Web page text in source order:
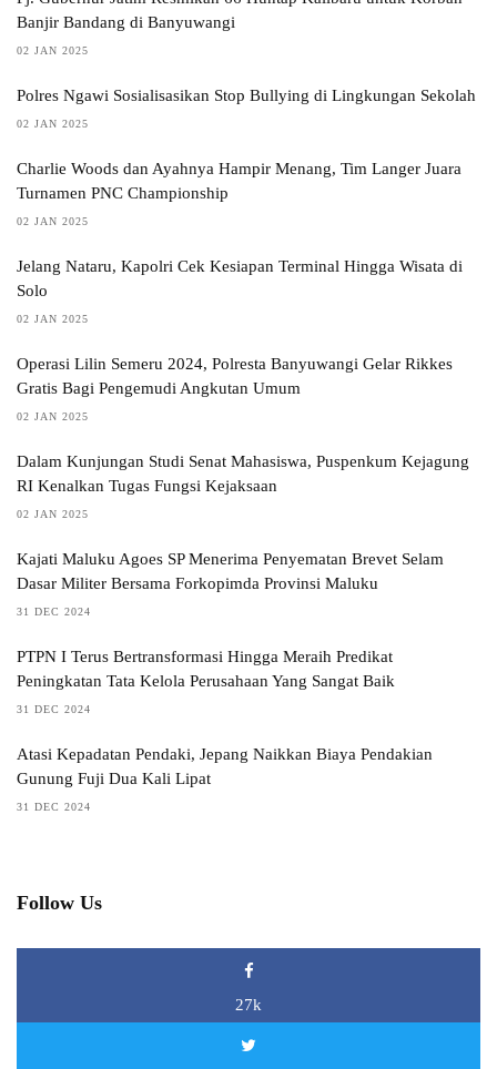
Banjir Bandang di Banyuwangi
02 JAN 2025
Polres Ngawi Sosialisasikan Stop Bullying di Lingkungan Sekolah
02 JAN 2025
Charlie Woods dan Ayahnya Hampir Menang, Tim Langer Juara
Turnamen PNC Championship
02 JAN 2025
Jelang Nataru, Kapolri Cek Kesiapan Terminal Hingga Wisata di
Solo
02 JAN 2025
Operasi Lilin Semeru 2024, Polresta Banyuwangi Gelar Rikkes
Gratis Bagi Pengemudi Angkutan Umum
02 JAN 2025
Dalam Kunjungan Studi Senat Mahasiswa, Puspenkum Kejagung
RI Kenalkan Tugas Fungsi Kejaksaan
02 JAN 2025
Kajati Maluku Agoes SP Menerima Penyematan Brevet Selam
Dasar Militer Bersama Forkopimda Provinsi Maluku
31 DEC 2024
PTPN I Terus Bertransformasi Hingga Meraih Predikat
Peningkatan Tata Kelola Perusahaan Yang Sangat Baik
31 DEC 2024
Atasi Kepadatan Pendaki, Jepang Naikkan Biaya Pendakian
Gunung Fuji Dua Kali Lipat
31 DEC 2024
Follow Us
27k